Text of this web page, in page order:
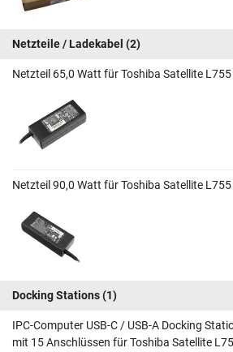
Netzteile / Ladekabel (2)
Netzteil 65,0 Watt für Toshiba Satellite L755
Netzteil 90,0 Watt für Toshiba Satellite L755
Docking Stations(1)
IPC-Computer USB-C / USB-A Docking
mit 15 Anschlüssen für Toshiba Satellite